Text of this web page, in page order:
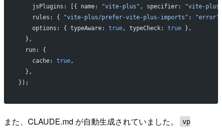
    jsPlugins: [{ name:
"vite-plus" , specifier:
"vite-
    rules: {
"vite-plus/prefer-vite-plus-imports" : "error"
    options: { typeAware:
true, typeCheck: true },
  },
  run: {
    cache:
true,
  },
});
また、CLAUDE.md が自動生成されていました。
vp